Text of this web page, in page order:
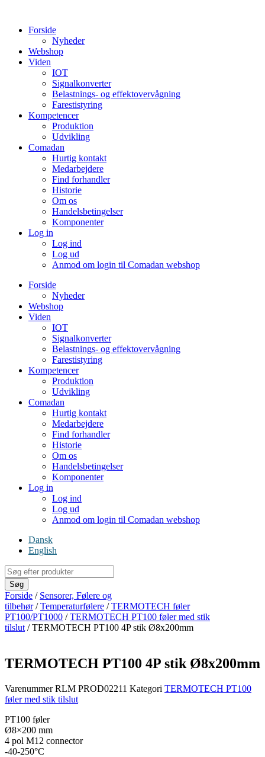
indholdForside
Nyheder
Webshop
Viden
IOT
Signalkonverter
Belastnings- og effektovervågning
Farestistyring
Kompetencer
Produktion
Udvikling
Comadan
Hurtig kontakt
Medarbejdere
Find forhandler
Historie
Om os
Handelsbetingelser
Komponenter
Log in
Log ind
Log ud
Anmod om login til Comadan webshop
Forside
Nyheder
Webshop
Viden
IOT
Signalkonverter
Belastnings- og effektovervågning
Farestistyring
Kompetencer
Produktion
Udvikling
Comadan
Hurtig kontakt
Medarbejdere
Find forhandler
Historie
Om os
Handelsbetingelser
Komponenter
Log in
Log ind
Log ud
Anmod om login til Comadan webshop
Dansk
English
Products
search
Søg
Forside / Sensorer, Følere og
tilbehør/Temperaturfølere /TERMOTECH føler
PT100/PT1000 /TERMOTECH PT100 føler med stik
tilslut / TERMOTECH PT100 4P stik Ø8x200mm
TERMOTECH PT100 4P stik Ø8x200mm
VarenummerRLM PROD02211 Kategori TERMOTECH PT100
føler med stik tilslut
PT100 føler
Ø8×200 mm
4 pol M12 connector
-40-250°C